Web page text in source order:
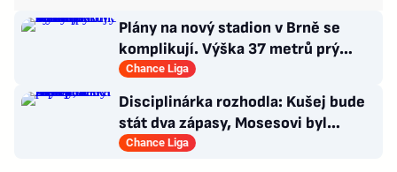
Plány na nový stadion v Brně se
komplikují. Výška 37 metrů prý
narušuje výhled na centrum
Chance Liga
Disciplinárka rozhodla: Kušej bude
stát dva zápasy, Mosesovi byl
prominut zbytek trestu
Chance Liga